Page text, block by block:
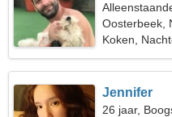
Oosterbeek,
Koken,
Jennifer
26 jaar,